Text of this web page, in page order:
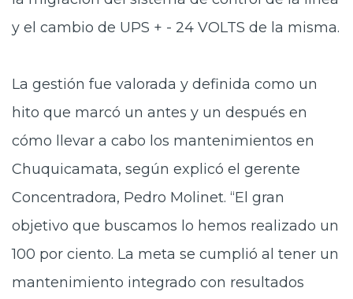
y el cambio de UPS + - 24 VOLTS de la misma.
La gestión fue valorada y definida como un
hito que marcó un antes y un después en
cómo llevar a cabo los mantenimientos en
Chuquicamata, según explicó el gerente
Concentradora, Pedro Molinet. “El gran
objetivo que buscamos lo hemos realizado un
100 por ciento. La meta se cumplió al tener un
mantenimiento integrado con resultados